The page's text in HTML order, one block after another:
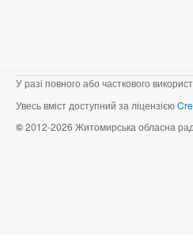
У разі повного або часткового
Увесь вміст доступний за ліцензією
©2012-2026 Житомирська обласна